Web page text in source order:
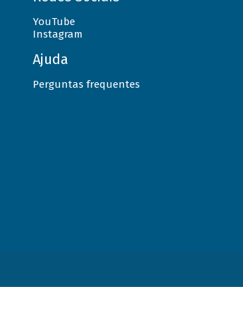
YouTube
Instagram
Ajuda
Perguntas frequentes